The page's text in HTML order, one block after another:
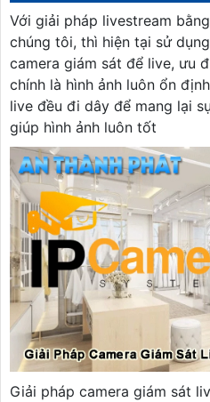
Với giải pháp livestream
chúng tôi, thì hiện tại sử
camera giám sát để live, ưu
chính là hình ảnh luôn ổn
live đều đi dây để mang lại
giúp hình ảnh luôn tốt
Giải pháp camera giám sát